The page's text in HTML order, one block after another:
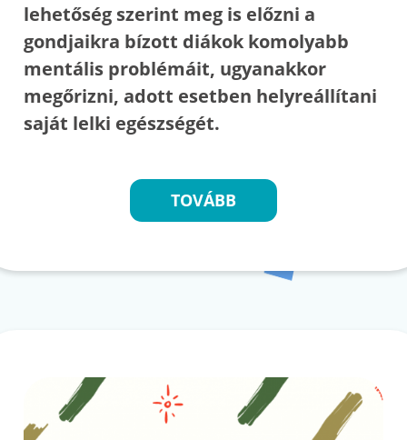
lehetőség szerint meg is előzni a
gondjaikra bízott diákok komolyabb
mentális problémáit, ugyanakkor
megőrizni, adott esetben helyreállítani
saját lelki egészségét.
TOVÁBB